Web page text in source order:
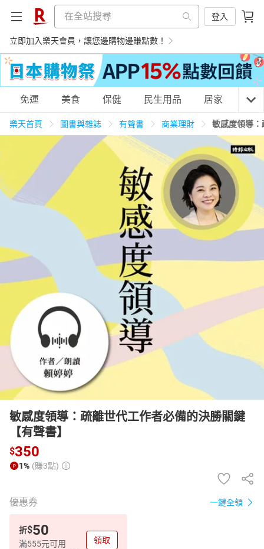
登入
立即加入樂天會員，讓您邊購物邊賺點數！
購物網分類
天天免運 美食蛋糕 養生保健 民生用品
居家生活 運動休閒 親子玩具
女裝 化妝保養
日本購物 電子/紙本書
HOT
免運 美食 保健 民生用品 居家 3C
樂天首頁 圖書與雜誌 有聲書 商業理財 敏感度領導
敏感度領導：疏離世代工作者必備的決勝關鍵
【有聲書】
$350
1% (賺3點)
優惠券 一鍵全領
折$50
滿555元可用 領取